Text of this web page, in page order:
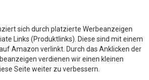
sich durch platzierte Werbeanzeigen
Links (Produktlinks). Diese sind mit einem
Amazon verlinkt. Durch das Anklicken der
verdienen wir einen kleinen
Seite weiter zu verbessern.